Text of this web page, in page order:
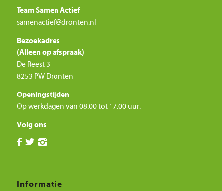
Team Samen Actief
samenactief@dronten.nl
Bezoekadres
(Alleen op afspraak)
De Reest 3
8253 PW Dronten
Openingstijden
Op werkdagen van 08.00 tot 17.00 uur.
Volg ons
Informatie